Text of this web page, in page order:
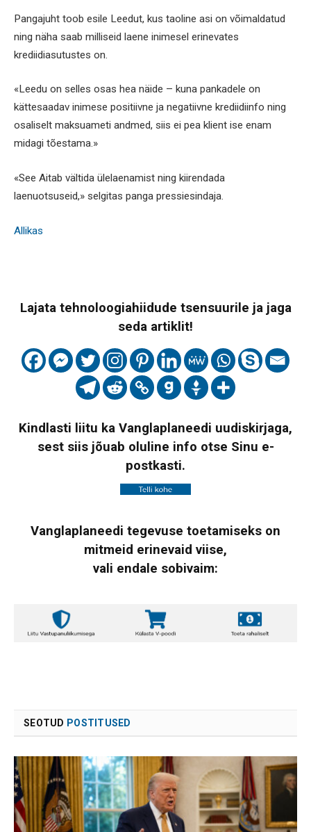
Pangajuht toob esile Leedut, kus taoline asi on võimaldatud
ning näha saab milliseid laene inimesel erinevates
krediidiasutustes on.
«Leedu on selles osas hea näide – kuna pankadele on
kättesaadav inimese positiivne ja negatiivne krediidiinfo ning
osaliselt maksuameti andmed, siis ei pea klient ise enam
midagi tõestama.»
«See Aitab vältida ülelaenamist ning kiirendada
laenuotsuseid,» selgitas panga pressiesindaja.
Allikas
Lajata tehnoloogiahiidude tsensuurile ja jaga
seda artiklit!
Kindlasti liitu ka Vanglaplaneedi uudiskirjaga,
sest siis jõuab oluline info otse Sinu e-
postkasti.
Vanglaplaneedi tegevuse toetamiseks on
mitmeid erinevaid viise,
vali endale sobivaim:
SEOTUD POSTITUSED